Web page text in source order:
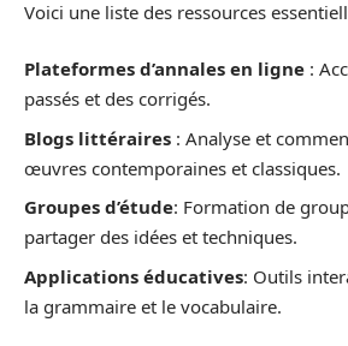
Voici une liste des ressources
Plateformes d’annales en ligne :
passés et des corrigés.
Blogs littéraires : Analyse et
œuvres contemporaines et classiques.
Groupes d’étude: Formation de
partager des idées et techniques.
Applications éducatives: Outils
la grammaire et le vocabulaire.